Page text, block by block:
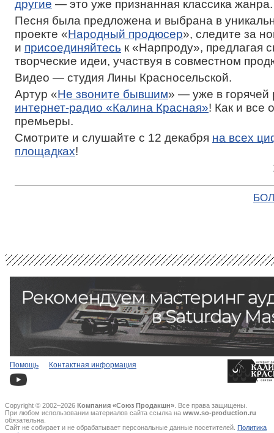
другие — это уже признанная классика жанра.
Песня была предложена и выбрана в
проекте «Народный продюсер», следите за
и присоединяйтесь к «Нарпроду», предлагая
творческие идеи, участвуя в совместном
Видео — студия Лины Красносельской.
Артур «Не звоните бывшим» — уже в горячей
интернет-радио «Калина Красная»! Как и все
премьеры.
Смотрите и слушайте с 12 декабря на всех
площадках!
Помощь Контактная информация
Copyright © 2002–2026 Компания «Союз Продакшн» . Все права защищены.
При любом использовании материалов сайта ссылка на www.so-production.ru
обязательна.
Сайт не собирает и не обрабатывает персональные данные посетителей. Политика